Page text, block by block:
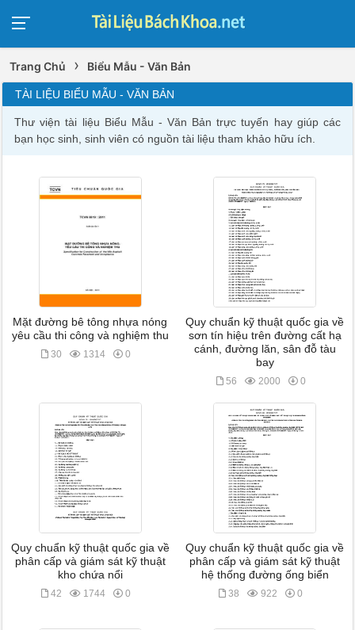
Trang Chủ › Biểu Mẫu - Văn Bản
TÀI LIỆU BIỂU MẪU - VĂN BẢN
Thư viện tài liệu Biểu Mẫu - Văn Bản trực tuyến hay giúp các
bạn học sinh, sinh viên có nguồn tài liệu tham khảo hữu ích.
Mặt đường bê tông nhựa nóng
yêu cầu thi công và nghiệm thu
30 1314 0
Quy chuẩn kỹ thuật quốc gia về
sơn tín hiệu trên đường cất hạ
cánh, đường lăn, sân đỗ tàu
bay
56 2000 0
Quy chuẩn kỹ thuật quốc gia về
phân cấp và giám sát kỹ thuật
kho chứa nổi
42 1744 0
Quy chuẩn kỹ thuật quốc gia về
phân cấp và giám sát kỹ thuật
hệ thống đường ống biển
38 922 0